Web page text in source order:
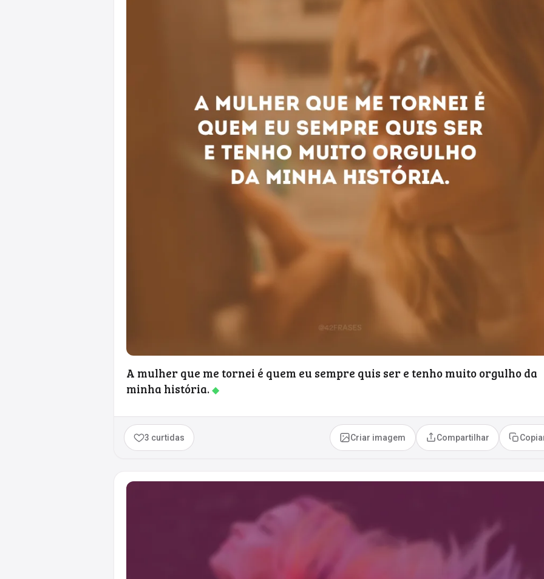
A mulher que me tornei é quem eu sempre quis ser e tenho muito orgulho da
minha história.◆
3 curtidas Criar imagem Compartilhar